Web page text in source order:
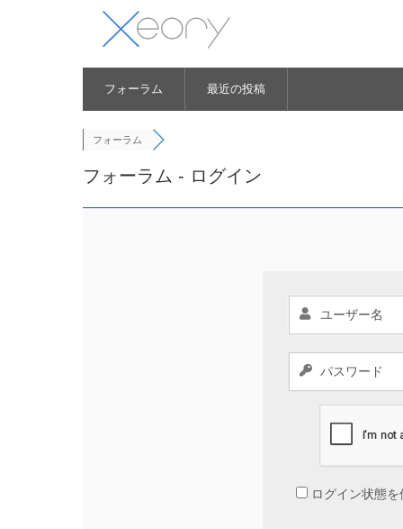
フォーラム 最近の投稿
フォーラム
フォーラム - ログイン
ログイン状態